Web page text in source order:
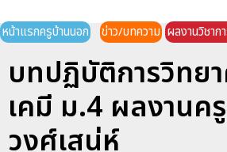
หน้าแรกครูบ้านนอก ข่าว/บทความ ผลงานวิชาก
บทปฏิบัติการวิทย
เคมี ม.4 ผลงานค
วงศ์เสน่ห์